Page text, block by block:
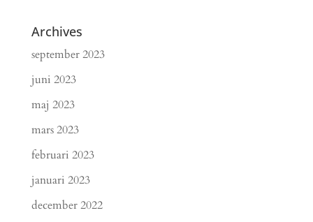
Archives
september 2023
juni 2023
maj 2023
mars 2023
februari 2023
januari 2023
december 2022